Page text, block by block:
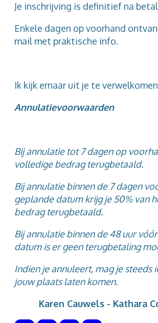
Je inschrijving is definitief na
Enkele dagen op voorhand
mail met praktische info.
Ik kijk ernaar uit je te
Annulatievoorwaarden
Bij annulatie tot 7 dagen op
volledige bedrag terugbetaald.
Bij annulatie binnen de 7 dagen
geplande datum krijg je 50% van
bedrag terugbetaald.
Bij annulatie binnen de 48 uur
datum is er geen terugbetaling
Indien je annuleert, mag je steeds
jouw plaats laten komen.
Karen Cauwels - Kathara